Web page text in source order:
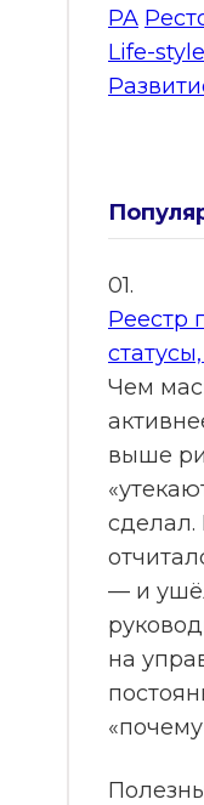
PA
Life-style
01.
Реестр
Чем
выше
сделал.
— и
на